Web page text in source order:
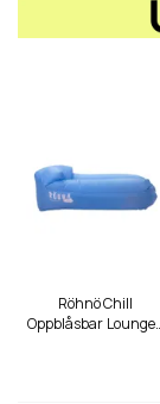
Röhnö Chill
Oppblåsbar